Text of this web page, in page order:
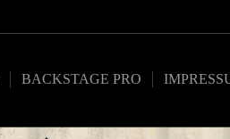
BACKSTAGE PRO